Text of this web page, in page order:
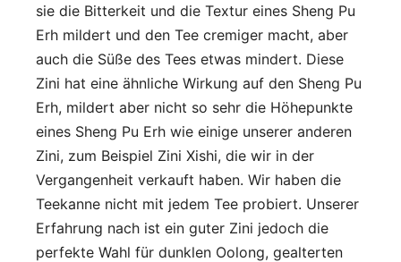
sie die Bitterkeit und die Textur eines Sheng Pu
Erh mildert und den Tee cremiger macht, aber
auch die Süße des Tees etwas mindert. Diese
Zini hat eine ähnliche Wirkung auf den Sheng Pu
Erh, mildert aber nicht so sehr die Höhepunkte
eines Sheng Pu Erh wie einige unserer anderen
Zini, zum Beispiel Zini Xishi, die wir in der
Vergangenheit verkauft haben. Wir haben die
Teekanne nicht mit jedem Tee probiert. Unserer
Erfahrung nach ist ein guter Zini jedoch die
perfekte Wahl für dunklen Oolong, gealterten